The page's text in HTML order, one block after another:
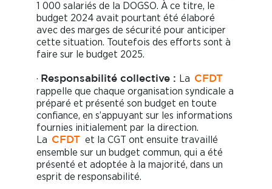
1 000 salariés de la DOGSO. À ce titre, le
budget 2024 avait pourtant été élaboré
avec des marges de sécurité pour anticiper
cette situation. Toutefois des efforts sont à
faire sur le budget 2025.
· Responsabilité collective : La CFDT
rappelle que chaque organisation syndicale a
préparé et présenté son budget en toute
confiance, en s’appuyant sur les informations
fournies initialement par la direction.
La CFDT
et la CGT ont ensuite travaillé
ensemble sur un budget commun, qui a été
présenté et adoptée à la majorité, dans un
esprit de responsabilité.